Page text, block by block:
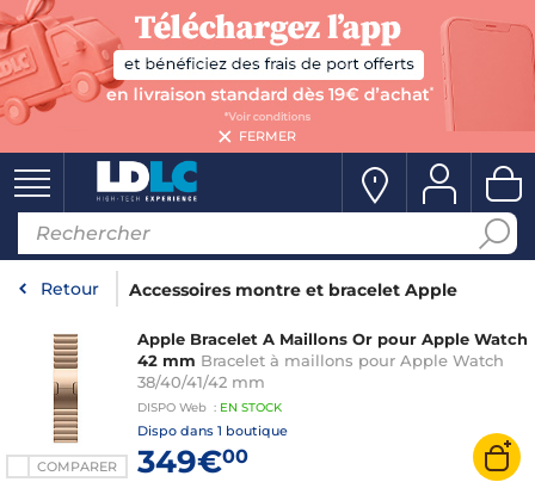
FERMER
Retour Accessoires montre et bracelet Apple
COMPARER
Apple Bracelet A Maillons Or pour Apple Watch
42 mm Bracelet à maillons pour Apple Watch
38/40/41/42 mm
DISPO Web : EN STOCK
Dispo dans 1 boutique
349€00